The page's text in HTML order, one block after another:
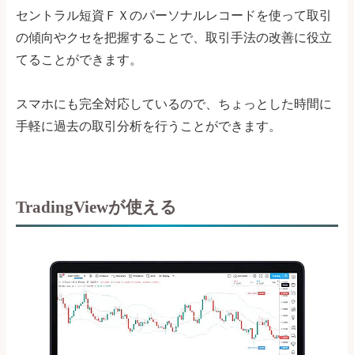
セントラル短資ＦＸのパーソナルレコードを使って取引
の傾向やクセを把握することで、取引手法の改善に役立
てることができます。
スマホにも完全対応しているので、ちょっとした時間に
手軽に過去の取引分析を行うことができます。
TradingViewが使える